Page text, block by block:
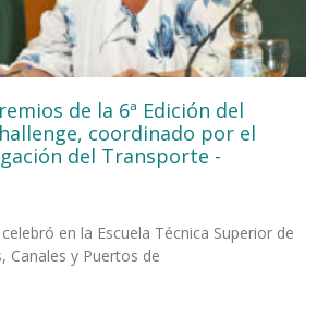
de la 6ª Edición del
coordinado por el
del Transporte -
en la Escuela Técnica Superior de
Canales y Puertos de